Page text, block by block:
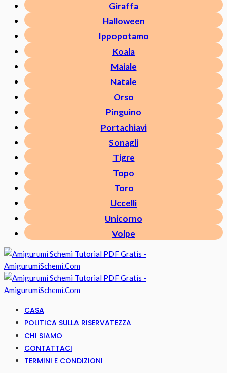
Giraffa
Halloween
Ippopotamo
Koala
Maiale
Natale
Orso
Pinguino
Portachiavi
Sonagli
Tigre
Topo
Toro
Uccelli
Unicorno
Volpe
CASA
POLITICA SULLA RISERVATEZZA
CHI SIAMO
CONTATTACI
TERMINI E CONDIZIONI